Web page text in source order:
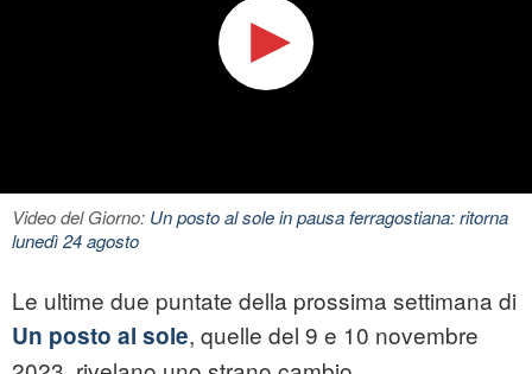
Video del Giorno: Un posto al sole in pausa ferragostiana: ritorna
lunedì 24 agosto
Le ultime due puntate della prossima settimana di
Un posto al sole, quelle del 9 e 10 novembre